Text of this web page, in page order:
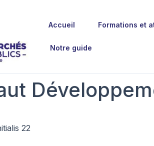
Accueil Formations et
Notre guide
22